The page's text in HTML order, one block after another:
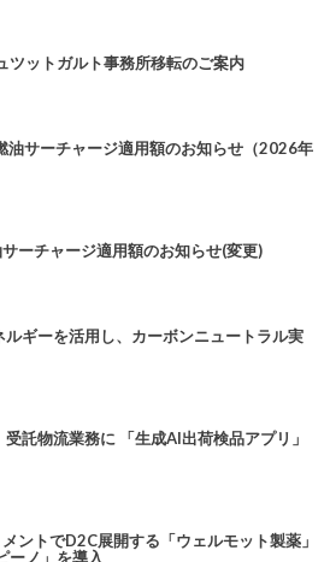
ツットガルト事務所移転のご案内
油サーチャージ適用額のお知らせ（2026年
ーチャージ適用額のお知らせ(変更)
ギーを活用し、カーボンニュートラル実
託物流業務に 「生成AI出荷検品アプリ」
ントでD2C展開する「ウェルモット製薬」
ーノ」を導入